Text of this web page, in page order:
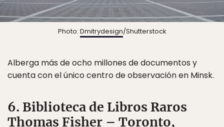
Photo: Dmitrydesign/Shutterstock
Alberga más de ocho millones de documentos y
cuenta con el único centro de observación en Minsk.
6. Biblioteca de Libros Raros
Thomas Fisher – Toronto,